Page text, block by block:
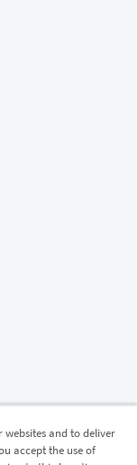
websites and to deliver
accept the use of